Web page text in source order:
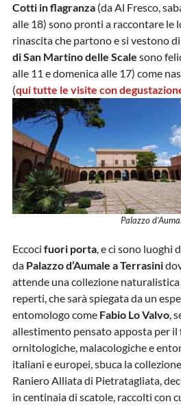
Cotti in flagranza(da Al Fresco,
alle 18) sono pronti a raccontare le
rinascita che partono e si vestono
di San Martino delle Scale sono
alle 11 e domenica alle 17) come
(qui tutte le visite con
Palazzo
Eccoci fuori porta, e ci sono luoghi
da Palazzo d’Aumale a Terrasini
attende una collezione
reperti, che sarà spiegata da un
entomologo come Fabio Lo Valvo,
allestimento pensato apposta per il
ornitologiche, malacologiche e
italiani e europei, sbuca la
Raniero Alliata di Pietratagliata,
in centinaia di scatole, raccolti con